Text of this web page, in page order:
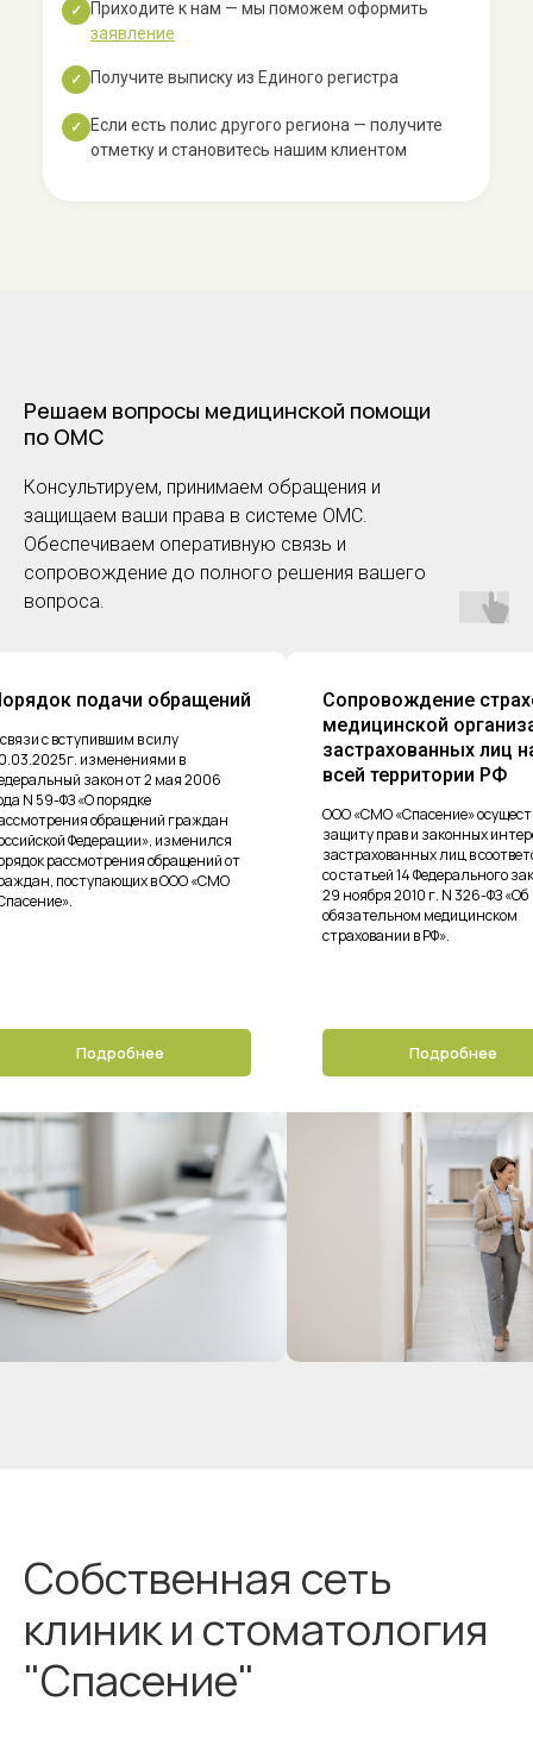
✓
Приходите к нам — мы поможем оформить
заявление
✓ Получите выписку из Единого регистра
✓
Если есть полис другого региона — получите
отметку и становитесь нашим клиентом
Решаем вопросы медицинской помощи
по ОМС
Консультируем, принимаем обращения и
защищаем ваши права в системе ОМС.
Обеспечиваем оперативную связь и
сопровождение до полного решения вашего
вопроса.
Сопровождение страховой
застрахованных лиц на
всей территории РФ
ООО «СМО «Спасение» осуществляет
защиту прав и законных интересов
застрахованных лиц в соответствии
со статьей 14 Федерального закона от
29 ноября 2010 г. N 326-ФЗ «Об
Подробнее
медицинской
Работу по
проводят
Собственная сеть
клиник и стоматология
"Спасение"